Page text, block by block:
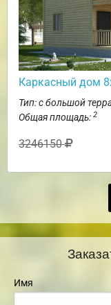
Каркасный дом
Тип: с большой
Общая площадь: 2
3246150
Имя